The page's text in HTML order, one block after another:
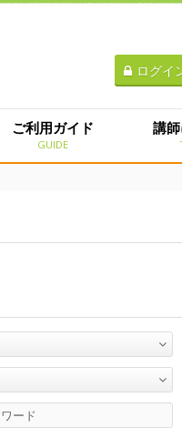
ログイ
ご利用ガイド
GUIDE
講